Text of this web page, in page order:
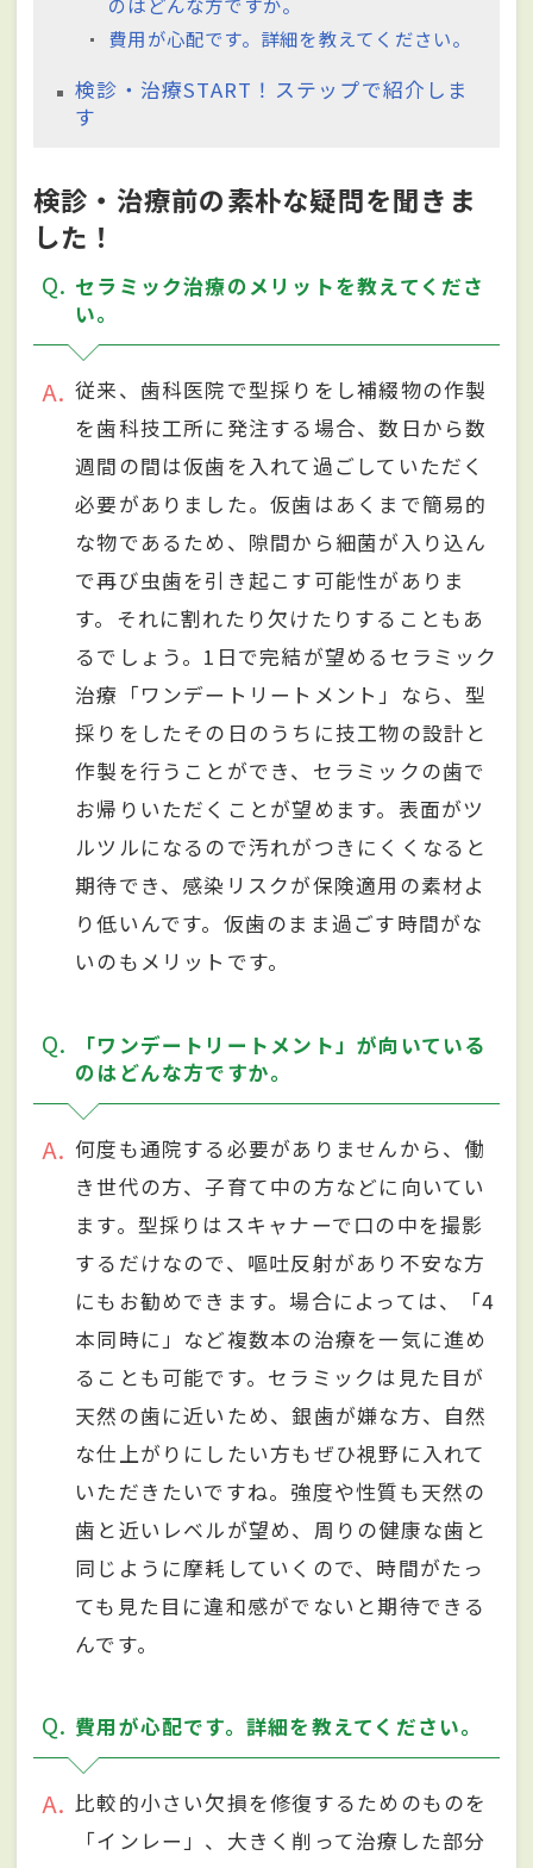
費用が心配です。詳細を教えてください。
検診・治療START！ステップで紹介しま
す
検診・治療前の素朴な疑問を聞きま
した！
Q
セラミック治療のメリットを教えてくださ
い。
A
従来、歯科医院で型採りをし補綴物の作製
を歯科技工所に発注する場合、数日から数
週間の間は仮歯を入れて過ごしていただく
必要がありました。仮歯はあくまで簡易的
な物であるため、隙間から細菌が入り込ん
で再び虫歯を引き起こす可能性がありま
す。それに割れたり欠けたりすることもあ
るでしょう。1日で完結が望めるセラミック
治療「ワンデートリートメント」なら、型
採りをしたその日のうちに技工物の設計と
作製を行うことができ、セラミックの歯で
お帰りいただくことが望めます。表面がツ
ルツルになるので汚れがつきにくくなると
期待でき、感染リスクが保険適用の素材よ
り低いんです。仮歯のまま過ごす時間がな
いのもメリットです。
Q
「ワンデートリートメント」が向いている
のはどんな方ですか。
A
何度も通院する必要がありませんから、働
き世代の方、子育て中の方などに向いてい
ます。型採りはスキャナーで口の中を撮影
するだけなので、嘔吐反射があり不安な方
にもお勧めできます。場合によっては、「4
本同時に」など複数本の治療を一気に進め
ることも可能です。セラミックは見た目が
天然の歯に近いため、銀歯が嫌な方、自然
な仕上がりにしたい方もぜひ視野に入れて
いただきたいですね。強度や性質も天然の
歯と近いレベルが望め、周りの健康な歯と
同じように摩耗していくので、時間がたっ
ても見た目に違和感がでないと期待できる
んです。
Q 費用が心配です。詳細を教えてください。
A
比較的小さい欠損を修復するためのものを
「インレー」、大きく削って治療した部分